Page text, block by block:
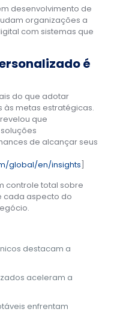
desenvolvimento de
organizações a
com sistemas que
é
do que adotar
metas estratégicas.
que
de alcançar seus
global/en/insights]
controle total sobre
cada aspecto do
destacam a
aceleram a
enfrentam